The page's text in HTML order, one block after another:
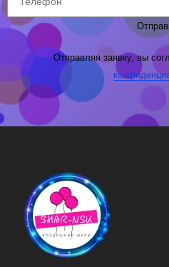
Отправляя заявку, вы